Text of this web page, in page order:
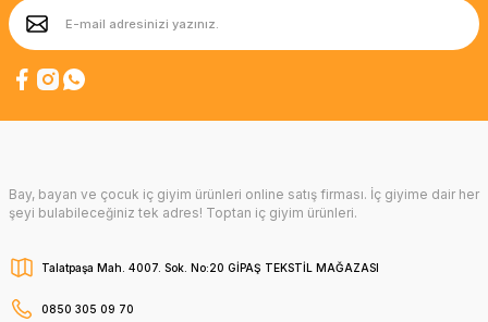
Bay, bayan ve çocuk iç giyim ürünleri online satış firması. İç giyime dair her
şeyi bulabileceğiniz tek adres! Toptan iç giyim ürünleri.
Talatpaşa Mah. 4007. Sok. No:20 GİPAŞ TEKSTİL MAĞAZASI
0850 305 09 70